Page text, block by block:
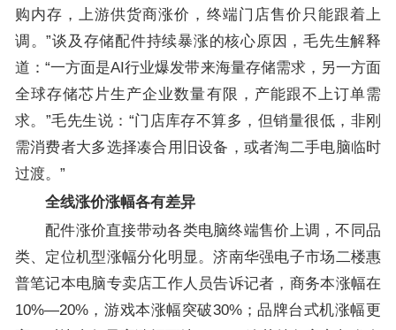
购内存，上游供货商涨价，终端门店售价只能跟着上
调。”谈及存储配件持续暴涨的核心原因，毛先生解释
道：“一方面是AI行业爆发带来海量存储需求，另一方面
全球存储芯片生产企业数量有限，产能跟不上订单需
求。”毛先生说：“门店库存不算多，但销量很低，非刚
需消费者大多选择凑合用旧设备，或者淘二手电脑临时
过渡。”
全线涨价涨幅各有差异
配件涨价直接带动各类电脑终端售价上调，不同品
类、定位机型涨幅分化明显。济南华强电子市场二楼惠
普笔记本电脑专卖店工作人员告诉记者，商务本涨幅在
10%—20%，游戏本涨幅突破30%；品牌台式机涨幅更